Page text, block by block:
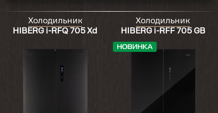
Холодильник
HIBERG i-RFQ 705 Xd
Холодильник
HIBERG i-RFF 705 GB